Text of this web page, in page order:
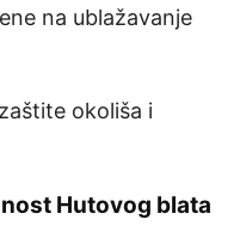
na ublažavanje
okoliša i
Hutovog blata